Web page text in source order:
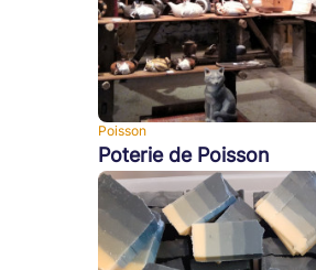
Poisson
Poterie de Poisson